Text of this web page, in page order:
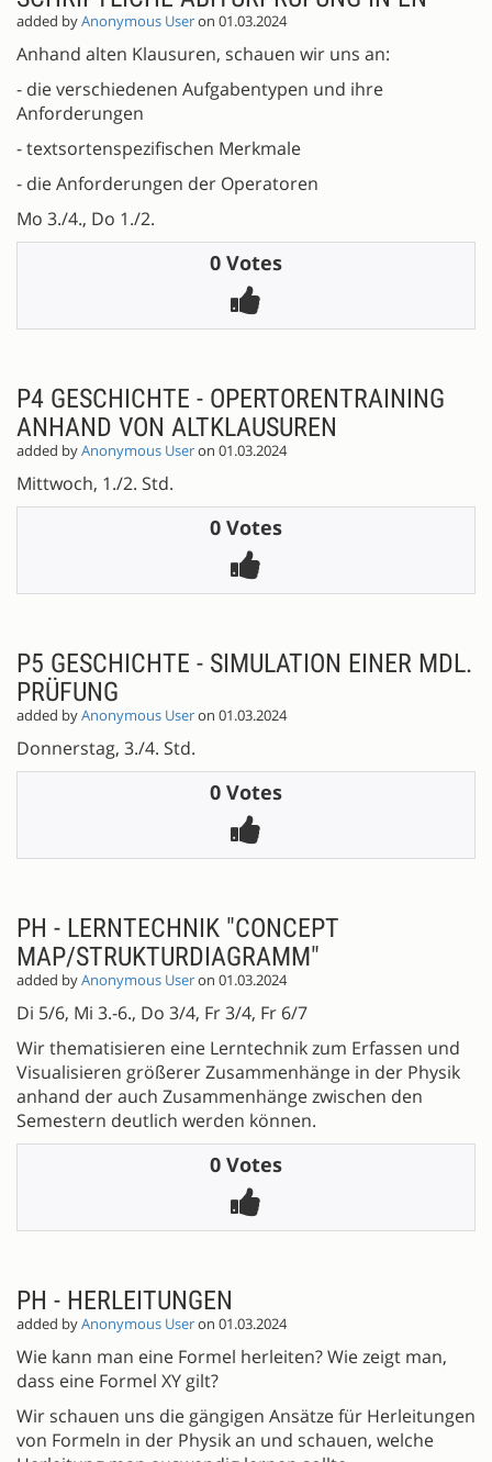
added byAnonymous Useron 01.03.2024
Anhand alten Klausuren, schauen wir uns an:
- die verschiedenen Aufgabentypen und ihre
Anforderungen
- textsortenspezifischen Merkmale
- die Anforderungen der Operatoren
Mo 3./4., Do 1./2.
0 Votes
P4 GESCHICHTE - OPERTORENTRAINING
ANHAND VON ALTKLAUSUREN
added byAnonymous Useron 01.03.2024
Mittwoch, 1./2. Std.
0 Votes
P5 GESCHICHTE - SIMULATION EINER MDL.
PRÜFUNG
added byAnonymous Useron 01.03.2024
Donnerstag, 3./4. Std.
0 Votes
PH - LERNTECHNIK "CONCEPT
MAP/STRUKTURDIAGRAMM"
added byAnonymous Useron 01.03.2024
Di 5/6, Mi 3.-6., Do 3/4, Fr 3/4, Fr 6/7
Wir thematisieren eine Lerntechnik zum Erfassen und
Visualisieren größerer Zusammenhänge in der Physik
anhand der auch Zusammenhänge zwischen den
Semestern deutlich werden können.
0 Votes
PH - HERLEITUNGEN
added byAnonymous Useron 01.03.2024
Wie kann man eine Formel herleiten? Wie zeigt man,
dass eine Formel XY gilt?
Wir schauen uns die gängigen Ansätze für Herleitungen
von Formeln in der Physik an und schauen, welche